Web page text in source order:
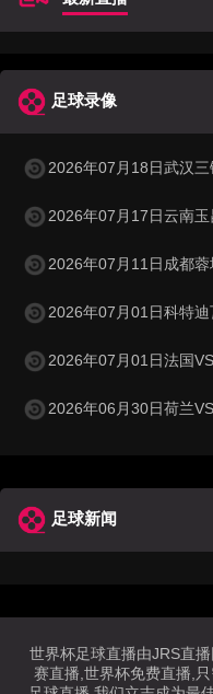
足球录像
2026年07月18日武汉三镇
2026年07月17日云南玉昆
2026年07月11日成都蓉城
2026年07月01日科特
2026年07月01日法国
2026年06月30日荷兰
足球新闻
世界杯足球直播由JRS直
赛直播,世界杯免费直播,